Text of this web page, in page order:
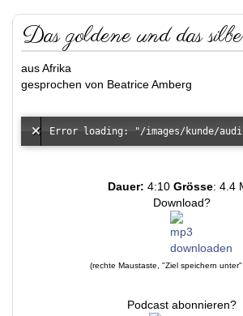
Das goldene und das
aus Afrika
gesprochen von Beatrice Amberg
Dauer: 4:10 Grösse: 4.4
Download?
(rechte Maustaste, "Ziel speichern
Podcast abonnieren?